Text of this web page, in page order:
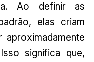
Ao definir as
elas criam
significa que,